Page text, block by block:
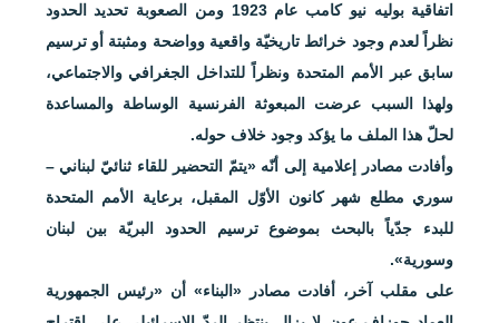
اتفاقية بوليه نيو كامب عام 1923 ومن الصعوبة تحديد الحدود
نظراً لعدم وجود خرائط تاريخيّة واقعية وواضحة ومثبتة أو ترسيم
سابق عبر الأمم المتحدة ونظراً للتداخل الجغرافي والاجتماعي،
ولهذا السبب عرضت المبعوثة الفرنسية الوساطة والمساعدة
لحلّ هذا الملف ما يؤكد وجود خلاف حوله.
وأفادت مصادر إعلامية إلى أنّه «يتمّ التحضير للقاء ثنائيّ لبناني –
سوري مطلع شهر كانون الأوّل المقبل، برعاية الأمم المتحدة
للبدء جدّياً بالبحث بموضوع ترسيم الحدود البريّة بين لبنان
وسورية».
على مقلب آخر، أفادت مصادر «البناء» أن «رئيس الجمهورية